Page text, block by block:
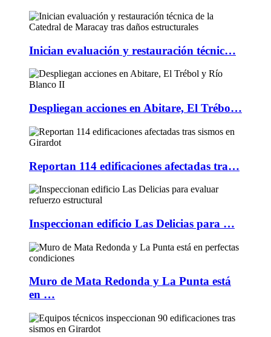
Inician evaluación y restauración técnic…
Despliegan acciones en Abitare, El Trébo…
Reportan 114 edificaciones afectadas tra…
Inspeccionan edificio Las Delicias para …
Muro de Mata Redonda y La Punta está
en …